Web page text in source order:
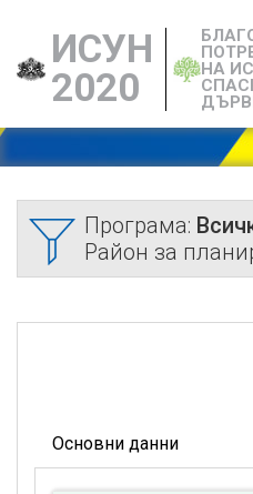
ИСУН
2020
НА
Програма:
Район за
Основни данни